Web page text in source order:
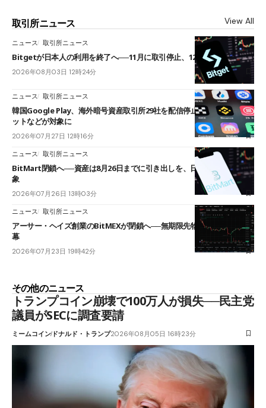
取引所ニュース View All
ニュース 取引所ニュース
Bitgetが日本人の利用を終了へ──11月に取引停止、12月末に強制決済
2026年08月03日 12時24分
ニュース 取引所ニュース
韓国Google Play、海外暗号資産取引所29社を配信停止──OKXやバイビ
ットなどが対象に
2026年07月27日 12時16分
ニュース 取引所ニュース
BitMart閉鎖へ──資産は8月26日までに引き出しを、日本人利用者も対
象
2026年07月26日 13時03分
ニュース 取引所ニュース
アーサー・ヘイズ創業のBitMEXが閉鎖へ──無期限先物を生んだ11年に
幕
2026年07月23日 19時42分
その他のニュース
トランプコイン崩壊で100万人が損失──民主党
議員がSECに調査要請
ミームコインドナルド・トランプ2026年08月05日 16時23分